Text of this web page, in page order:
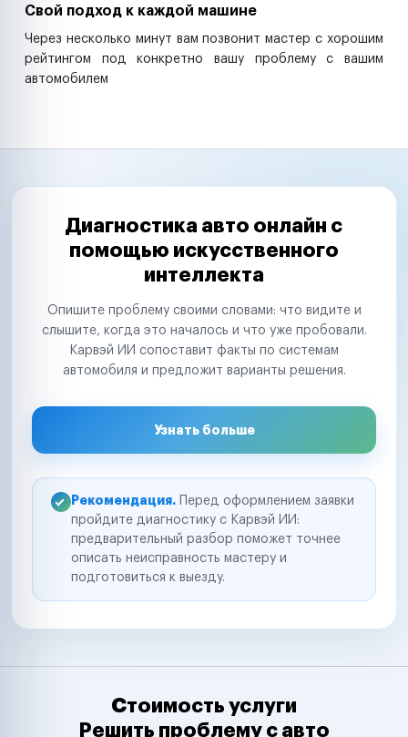
Свой подход к каждой машине
Через несколько минут вам позвонит мастер с хорошим
рейтингом под конкретно вашу проблему с вашим
автомобилем
Диагностика авто онлайн с
помощью искусственного
интеллекта
Опишите проблему своими словами: что видите и
слышите, когда это началось и что уже пробовали.
Карвэй ИИ сопоставит факты по системам
автомобиля и предложит варианты решения.
Узнать больше
Рекомендация. Перед оформлением заявки
пройдите диагностику с Карвэй ИИ:
предварительный разбор поможет точнее
описать неисправность мастеру и
подготовиться к выезду.
Стоимость услуги
Решить проблему с авто